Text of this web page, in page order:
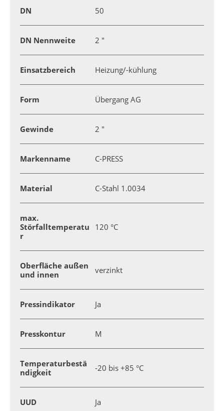
DN 50
DN Nennweite 2 "
Einsatzbereich Heizung/-kühlung
Form Übergang AG
Gewinde 2 "
Markenname C-PRESS
Material C-Stahl 1.0034
max.
Störfalltemperatu
r
120 °C
Oberfläche außen
und innen
verzinkt
Pressindikator Ja
Presskontur M
Temperaturbestä
ndigkeit
-20 bis +85 °C
UUD Ja